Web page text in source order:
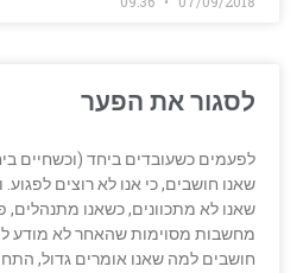
לסגור את הפער
לפעמים כשעובדים ביחד (וכשחיים
שאנו חושבים, כי אנו לא רוצים
שאנו לא מתכוונים, כשאנו מתנהלים,
מחשבות מסוימות שהאחר לא מודע
חושבים למה שאנו אומרים גדול,